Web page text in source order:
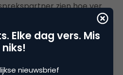
zien hoe ver
en waarvoor iedereen het
de nieuwigheid er wel van
het vervolg. De
Elke dag vers. Mis
niks!
nieuwsbrief